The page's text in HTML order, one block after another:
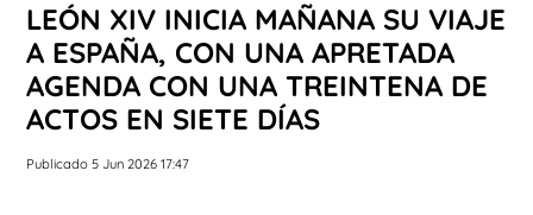
LEÓN XIV INICIA MAÑANA SU VIAJE
A ESPAÑA, CON UNA APRETADA
AGENDA CON UNA TREINTENA DE
ACTOS EN SIETE DÍAS
Publicado 5 Jun 2026 17:47